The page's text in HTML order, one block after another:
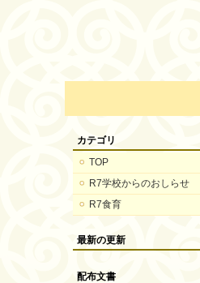
カテゴリ
TOP
R7学校からのおしらせ
R7食育
最新の更新
配布文書